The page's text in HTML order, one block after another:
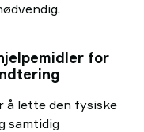
for
å lette den fysiske
samtidig